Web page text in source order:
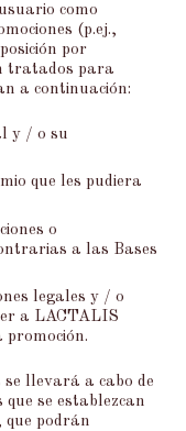
como
(p.ej.,
por
tratados para
a continuación:
y / o su
que les pudiera
o
a las Bases
legales y / o
a LACTALIS
promoción.
llevará a cabo de
se establezcan
que podrán